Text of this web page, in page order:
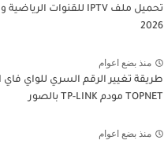
2026
منذ بضع اعوام
TOPNET مودم TP-LINK بالصور
منذ بضع اعوام